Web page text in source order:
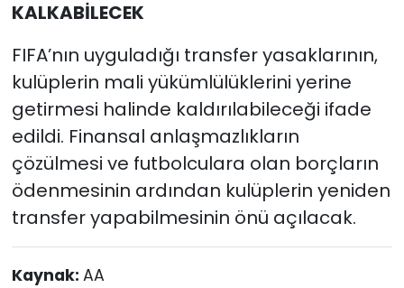
KALKABİLECEK
FIFA’nın uyguladığı transfer yasaklarının,
kulüplerin mali yükümlülüklerini yerine
getirmesi halinde kaldırılabileceği ifade
edildi. Finansal anlaşmazlıkların
çözülmesi ve futbolculara olan borçların
ödenmesinin ardından kulüplerin yeniden
transfer yapabilmesinin önü açılacak.
Kaynak: AA